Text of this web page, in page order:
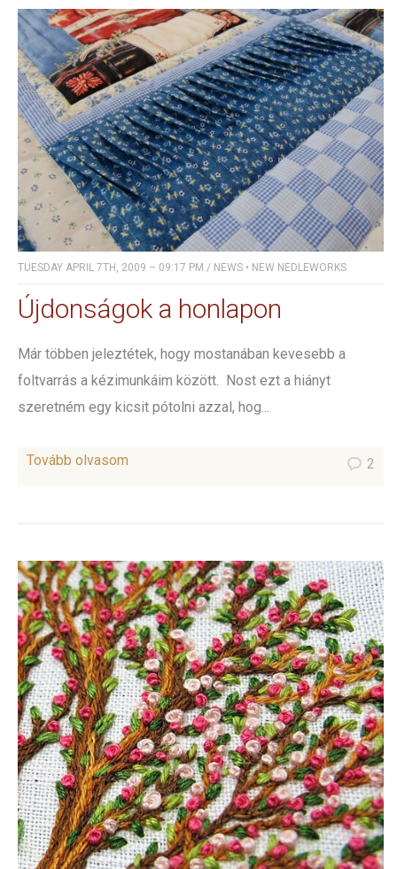
TUESDAY APRIL 7TH, 2009 – 09:17 PM / NEWS • NEW NEDLEWORKS
Újdonságok a honlapon
Már többen jeleztétek, hogy mostanában kevesebb a
foltvarrás a kézimunkáim között. Nost ezt a hiányt
szeretném egy kicsit pótolni azzal, hog...
Tovább olvasom 2